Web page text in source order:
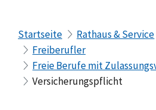
Startseite Rathaus & Service
Freiberufler
Freie Berufe mit
Versicherungspflicht